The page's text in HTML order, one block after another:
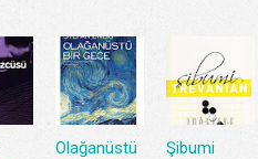
Olağanüstü
Şibumi